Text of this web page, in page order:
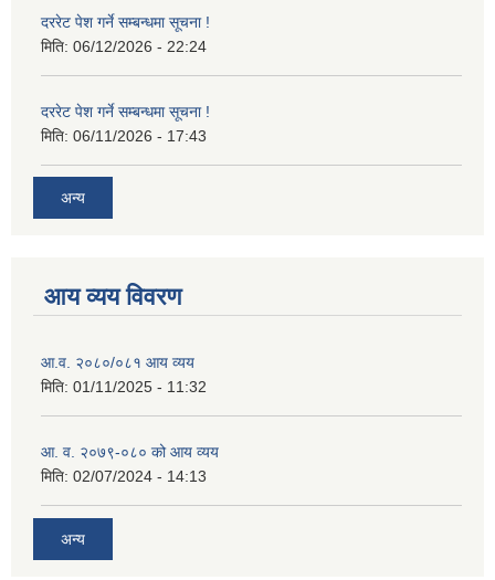
दररेट पेश गर्ने सम्बन्धमा सूचना !
मिति: 06/12/2026 - 22:24
दररेट पेश गर्ने सम्बन्धमा सूचना !
मिति: 06/11/2026 - 17:43
अन्य
आय व्यय विवरण
आ.व. २०८०/०८१ आय व्यय
मिति: 01/11/2025 - 11:32
आ. व. २०७९-०८० को आय व्यय
मिति: 02/07/2024 - 14:13
अन्य